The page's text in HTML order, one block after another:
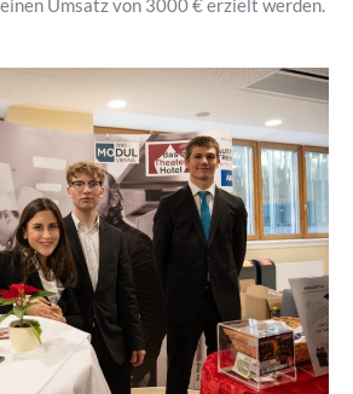
Umsatz von 3000 € erzielt werden.